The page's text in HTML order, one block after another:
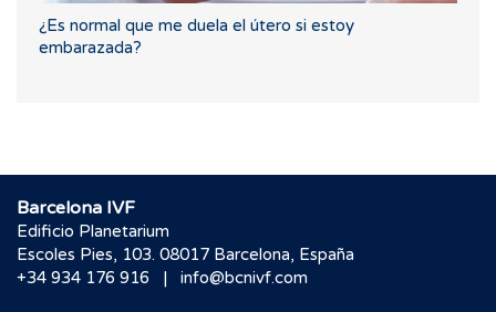
¿Es normal que me duela el útero si estoy
embarazada?
Barcelona IVF
Edificio Planetarium
Escoles Pies, 103. 08017 Barcelona, España
+34 934 176 916
| info@bcnivf.com